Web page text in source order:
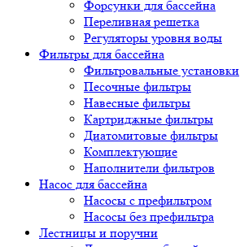
Форсунки для бассейна
Переливная решетка
Регуляторы уровня воды
Фильтры для бассейна
Фильтровальные установки
Песочные фильтры
Навесные фильтры
Картриджные фильтры
Диатомитовые фильтры
Комплектующие
Наполнители фильтров
Насос для бассейна
Насосы с префильтром
Насосы без префильтра
Лестницы и поручни